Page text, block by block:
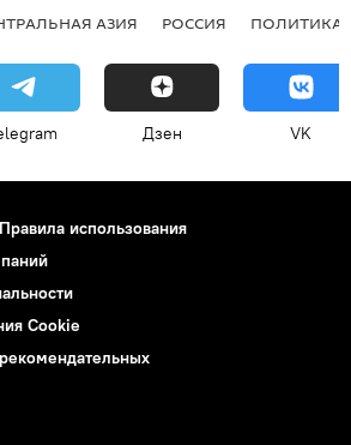
АЗИЯ РОССИЯ ПОЛИТИКА
Дзен VK
Правила использования
Cookie